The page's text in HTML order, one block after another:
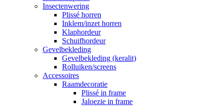
Insectenwering
Plissé horren
Inklem/inzet horren
Klaphordeur
Schuifhordeur
Gevelbekleding
Gevelbekleding (keralit)
Rolluiken/screens
Accessoires
Raamdecoratie
Plissé in frame
Jaloezie in frame